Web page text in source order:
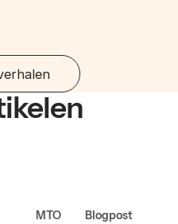
MTO Blogpost